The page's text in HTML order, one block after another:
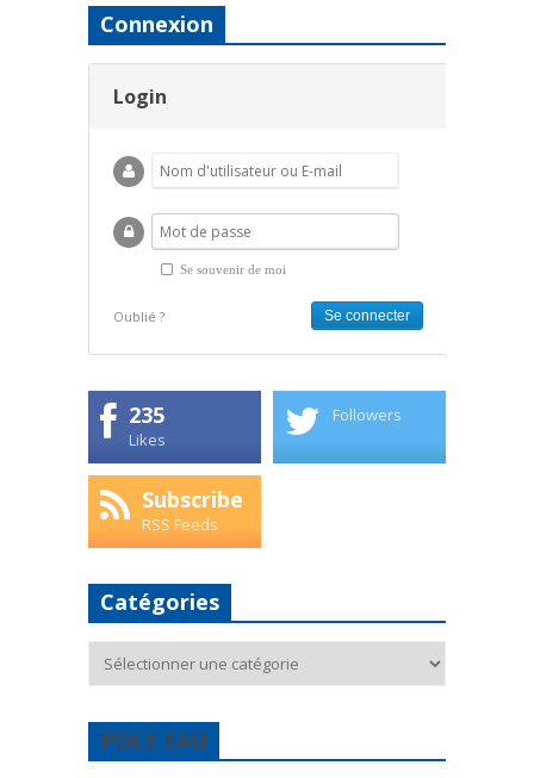
Connexion
Login
Se souvenir de moi
Oublié ?
235
Likes
Followers
Subscribe
RSS Feeds
Catégories
POLE EAU